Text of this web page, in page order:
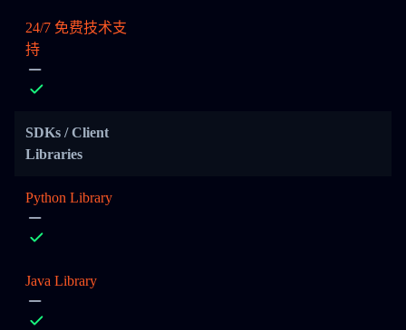
24/7 免费技术支
持
SDKs / Client
Libraries
Python Library
Java Library